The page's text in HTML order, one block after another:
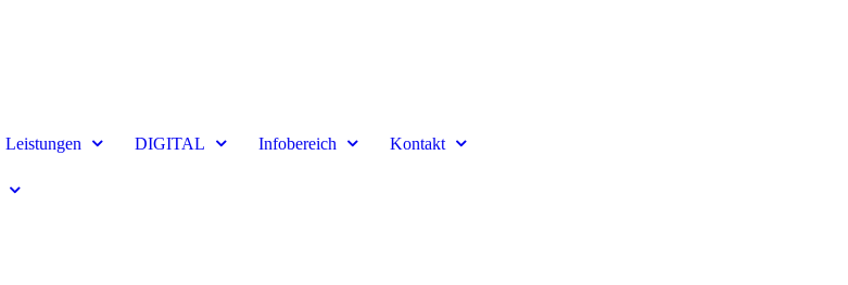
Leistungen DIGITAL Infobereich Kontakt